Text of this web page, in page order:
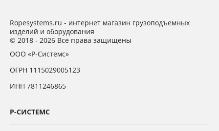
Ropesystems.ru - интернет магазин грузоподъемных
изделий и оборудования
© 2018 - 2026 Все права защищены
ООО «Р-Системс»
ОГРН 1115029005123
ИНН 7811246865
Р-СИСТЕМС